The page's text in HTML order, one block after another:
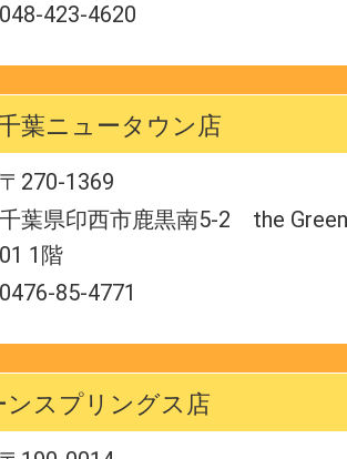
048-423-4620
葉ニュータウン店
〒270-1369
千葉県印西市鹿黒南5-2 the Green
01 1階
0476-85-4771
ンスプリングス店